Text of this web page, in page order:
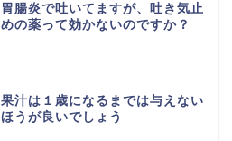
胃腸炎で吐いてますが、吐き気止
めの薬って効かないのですか？
果汁は１歳になるまでは与えない
ほうが良いでしょう